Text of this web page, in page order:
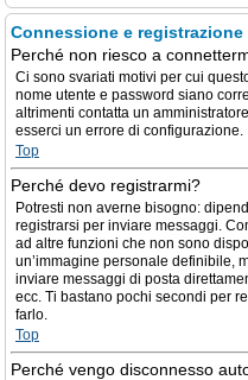
Connessione e registrazione
Perché non riesco a
Ci sono svariati motivi per cui
nome utente e password siano
altrimenti contatta un
esserci un errore di configurazione.
Top
Perché devo registrarmi?
Potresti non averne bisogno:
registrarsi per inviare messaggi.
ad altre funzioni che non sono
un’immagine personale definibile,
inviare messaggi di posta
ecc. Ti bastano pochi secondi per
farlo.
Top
Perché vengo disconnesso